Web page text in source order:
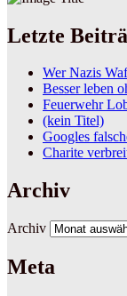
Letzte
Wer Nazis
Besser leben
Feuerwehr
(kein Titel)
Googles
Charite
Archiv
Archiv
Meta